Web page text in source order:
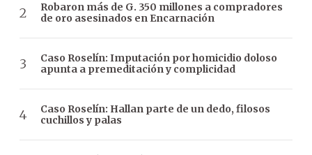
Robaron más de G. 350 millones a compradores
de oro asesinados en Encarnación
Caso Roselín: Imputación por homicidio doloso
apunta a premeditación y complicidad
Caso Roselín: Hallan parte de un dedo, filosos
cuchillos y palas